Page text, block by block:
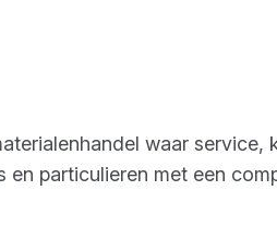
waar service,
en particulieren met een